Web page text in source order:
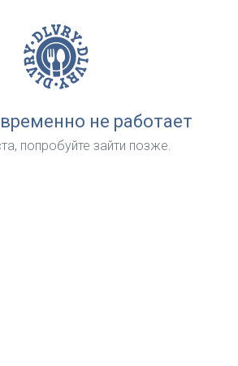
не работает
попробуйте зайти позже.